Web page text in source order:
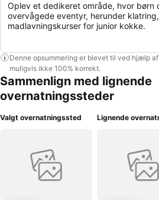
Oplev et dedikeret område, hvor børn
overvågede eventyr, herunder
madlavningskurser for junior kokke.
Denne opsummering er blevet til ved hjælp
muligvis ikke 100% korrekt.
Sammenlign med lignende
overnatningssteder
Valgt overnatningssted Lignende